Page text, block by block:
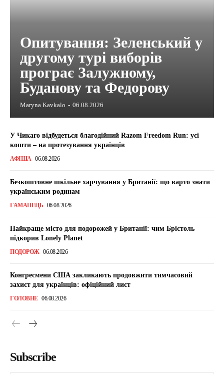
Опитування: Зеленський у
другому турі виборів
програє Залужному,
Буданову та Федорову
Maryna Kavkalo - 06.08.2026
У Чикаго відбудеться благодійний Razom Freedom Run: усі
кошти – на протезування українців
АФІША 06.08.2026
Безкоштовне шкільне харчування у Британії: що варто знати
українським родинам
ГАМАНЕЦЬ 06.08.2026
Найкраще місто для подорожей у Британії: чим Брістоль
підкорив Lonely Planet
ПОДОРОЖ 06.08.2026
Конгресмени США закликають продовжити тимчасовий
захист для українців: офіційний лист
ГОЛОВНЕ 06.08.2026
Subscribe